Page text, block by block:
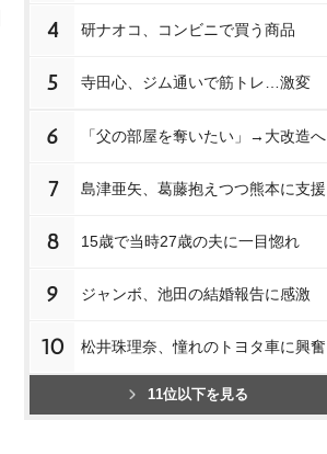
4 研ナオコ、コンビニで買う商品
5 寺田心、ジム通いで筋トレ…激変
6 「父の部屋を奪いたい」→大改造へ
7 島津亜矢、葛藤抱えつつ熊本に支援
8 15歳で当時27歳の夫に一目惚れ
9 ジャンボ、池田の結婚報告に感激
10 松井珠理奈、憧れのトヨタ車に興奮
11位以下を見る